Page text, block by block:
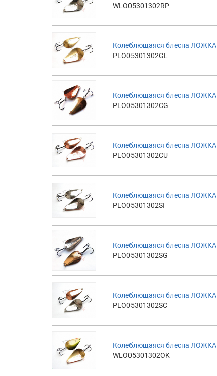
WLO05301302RP
Колеблющаяся блесна ЛОЖКА
PLO05301302GL
Колеблющаяся блесна ЛОЖКА
PLO05301302CG
Колеблющаяся блесна ЛОЖКА
PLO05301302CU
Колеблющаяся блесна ЛОЖКА
PLO05301302SI
Колеблющаяся блесна ЛОЖКА
PLO05301302SG
Колеблющаяся блесна ЛОЖКА
PLO05301302SC
Колеблющаяся блесна ЛОЖКА
WLO05301302OK